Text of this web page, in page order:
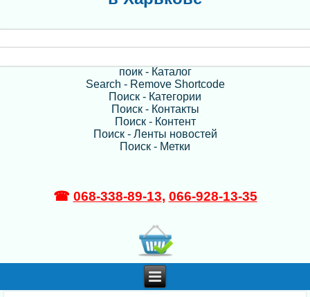
поик - Каталог
Search - Remove Shortcode
Поиск - Категории
Поиск - Контакты
Поиск - Контент
Поиск - Ленты новостей
Поиск - Метки
☎ 068-338-89-13, 066-928-13-35